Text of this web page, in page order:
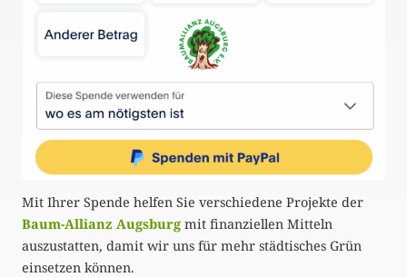
Mit Ihrer Spende helfen Sie verschiedene Projekte der
Baum-Allianz Augsburg mit finanziellen Mitteln
auszustatten, damit wir uns für mehr städtisches Grün
einsetzen können.